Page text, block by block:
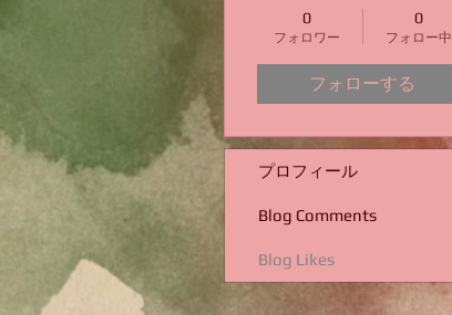
0
フォロワー
0
フォロー中
フォローする
プロフィール
Blog Comments
Blog Likes